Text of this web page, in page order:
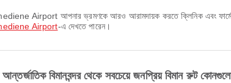
Airport আপনার ভ্রমণকে আরও আরামদায়ক করতে ক্লিনিক এবং ফার্মেসী,
Airport-এ দেখতে পারেন।
আন্তর্জাতিক বিমানবন্দর থেকে সবচেয়ে জনপ্রিয় বিমান রুট